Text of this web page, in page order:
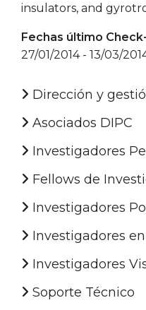
insulators, and
Fechas último
27/01/2014 - 13/03/
Dirección y
Asociados DIPC
Investigadores
Fellows de
Investigadores
Investigadores
Investigadores
Soporte Técnico